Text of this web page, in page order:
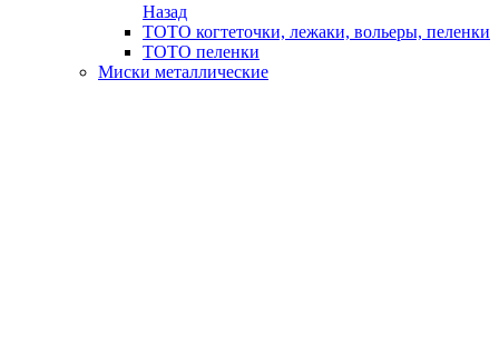
Назад
ТОТО когтеточки, лежаки, вольеры, пеленки
ТОТО пеленки
Миски металлические